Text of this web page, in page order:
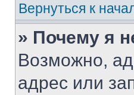
Вернуться к
» Почему я
Возможно,
адрес или